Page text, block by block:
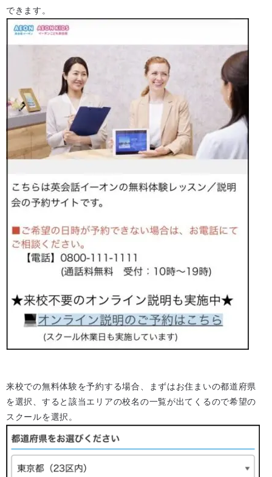
できます。
来校での無料体験を予約する場合、まずはお住まいの都道府県
を選択、すると該当エリアの校名の一覧が出てくるので希望の
スクールを選択。